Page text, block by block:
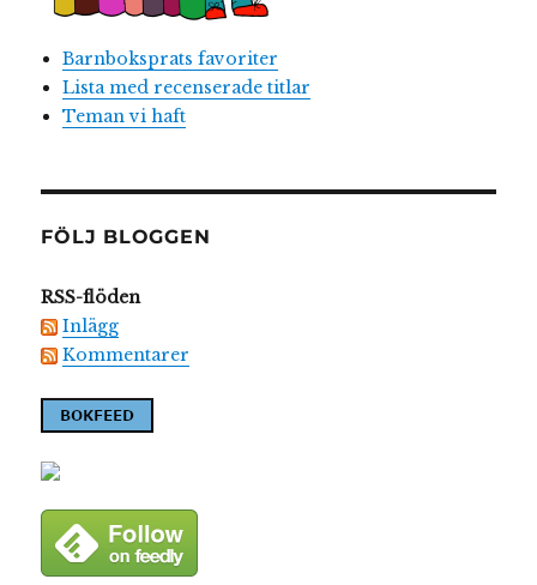
Barnboksprats favoriter
Lista med recenserade titlar
Teman vi haft
FÖLJ BLOGGEN
RSS-flöden
Inlägg
Kommentarer